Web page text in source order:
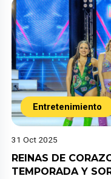
Entretenimiento
31 Oct 2025
REINAS DE
TEMPORADA Y